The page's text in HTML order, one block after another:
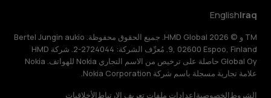
Iraq
English
TM و © 2026 HMD Global. جميع الحقوق محفوظة. Bertel Jungin aukio
9, 02600 Espoo, Finland. مُعرِّف الشركة: 2724044-2. شركة HMD
Global Oy حاصلة على ترخيص من الاسم التجاري Nokia للهواتف. Nokia
علامة تجارية مسجلة باسم شركة Nokia Corporation.
الشروطالخصوصيةإعدادات ملفات تعريف الارتباطالأخلاقيات